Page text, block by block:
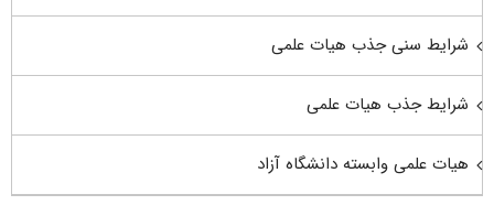
شرایط سنی جذب هیات علمی
شرایط جذب هیات علمی
هیات علمی وابسته دانشگاه آزاد